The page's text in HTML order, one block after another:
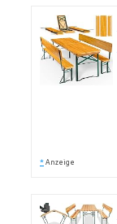
* Anzeige